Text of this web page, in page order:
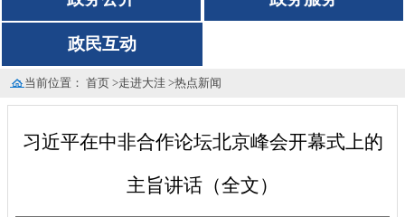
政民互动
当前位置：首页 >走进大洼 >热点新闻
习近平在中非合作论坛北京峰会开幕式上的
主旨讲话（全文）